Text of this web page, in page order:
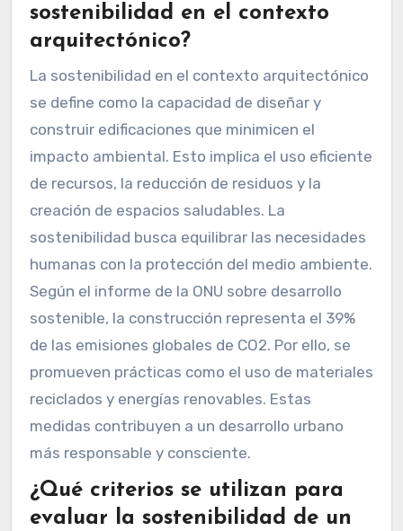
sostenibilidad en el contexto
arquitectónico?
La sostenibilidad en el contexto arquitectónico
se define como la capacidad de diseñar y
construir edificaciones que minimicen el
impacto ambiental. Esto implica el uso eficiente
de recursos, la reducción de residuos y la
creación de espacios saludables. La
sostenibilidad busca equilibrar las necesidades
humanas con la protección del medio ambiente.
Según el informe de la ONU sobre desarrollo
sostenible, la construcción representa el 39%
de las emisiones globales de CO2. Por ello, se
promueven prácticas como el uso de materiales
reciclados y energías renovables. Estas
medidas contribuyen a un desarrollo urbano
más responsable y consciente.
¿Qué criterios se utilizan para
evaluar la sostenibilidad de un